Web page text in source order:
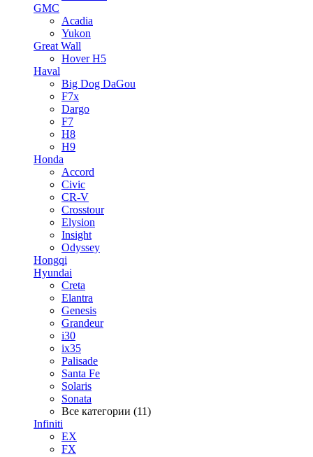
GMC
Acadia
Yukon
Great Wall
Hover H5
Haval
Big Dog DaGou
F7x
Dargo
F7
H8
H9
Honda
Accord
Civic
CR-V
Crosstour
Elysion
Insight
Odyssey
Hongqi
Hyundai
Creta
Elantra
Genesis
Grandeur
i30
ix35
Palisade
Santa Fe
Solaris
Sonata
Все категории (11)
Infiniti
EX
FX